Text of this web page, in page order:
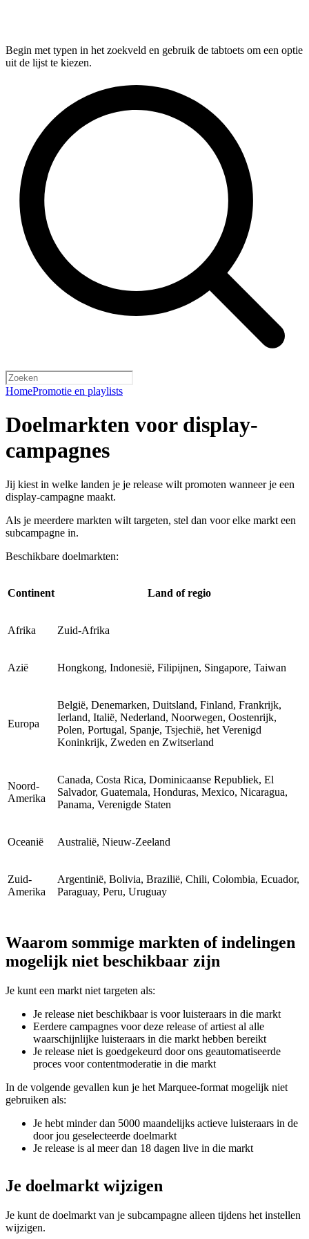
Begin met typen in het zoekveld en gebruik de tabtoets om een optie
uit de lijst te kiezen.
HomePromotie en playlists
Doelmarkten voor display-
campagnes
Jij kiest in welke landen je je release wilt promoten wanneer je een
display-campagne maakt.
Als je meerdere markten wilt targeten, stel dan voor elke markt een
subcampagne in.
Beschikbare doelmarkten:
Continent Land of regio
Afrika Zuid-Afrika
Azië Hongkong, Indonesië, Filipijnen, Singapore, Taiwan
Europa
België, Denemarken, Duitsland, Finland, Frankrijk,
Ierland, Italië, Nederland, Noorwegen, Oostenrijk,
Polen, Portugal, Spanje, Tsjechië, het Verenigd
Koninkrijk, Zweden en Zwitserland
Noord-
Amerika
Canada, Costa Rica, Dominicaanse Republiek, El
Salvador, Guatemala, Honduras, Mexico, Nicaragua,
Panama, Verenigde Staten
Oceanië Australië, Nieuw-Zeeland
Zuid-
Amerika
Argentinië, Bolivia, Brazilië, Chili, Colombia, Ecuador,
Paraguay, Peru, Uruguay
Waarom sommige markten of indelingen
mogelijk niet beschikbaar zijn
Je kunt een markt niet targeten als:
Je release niet beschikbaar is voor luisteraars in die markt
Eerdere campagnes voor deze release of artiest al alle
waarschijnlijke luisteraars in die markt hebben bereikt
Je release niet is goedgekeurd door ons geautomatiseerde
proces voor contentmoderatie in die markt
In de volgende gevallen kun je het Marquee-format mogelijk niet
gebruiken als:
Je hebt minder dan 5000 maandelijks actieve luisteraars in de
door jou geselecteerde doelmarkt
Je release is al meer dan 18 dagen live in die markt
Je doelmarkt wijzigen
Je kunt de doelmarkt van je subcampagne alleen tijdens het instellen
wijzigen.